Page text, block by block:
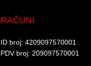
RAČUNI
ID broj: 4209097570001​
PDV broj: 209097570001 ​